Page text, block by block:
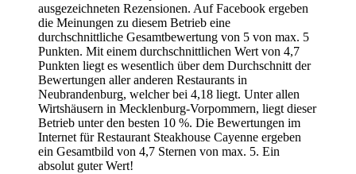
ausgezeichneten Rezensionen. Auf Facebook ergeben
die Meinungen zu diesem Betrieb eine
durchschnittliche Gesamtbewertung von 5 von max. 5
Punkten. Mit einem durchschnittlichen Wert von 4,7
Punkten liegt es wesentlich über dem Durchschnitt der
Bewertungen aller anderen Restaurants in
Neubrandenburg, welcher bei 4,18 liegt. Unter allen
Wirtshäusern in Mecklenburg-Vorpommern, liegt dieser
Betrieb unter den besten 10 %. Die Bewertungen im
Internet für Restaurant Steakhouse Cayenne ergeben
ein Gesamtbild von 4,7 Sternen von max. 5. Ein
absolut guter Wert!